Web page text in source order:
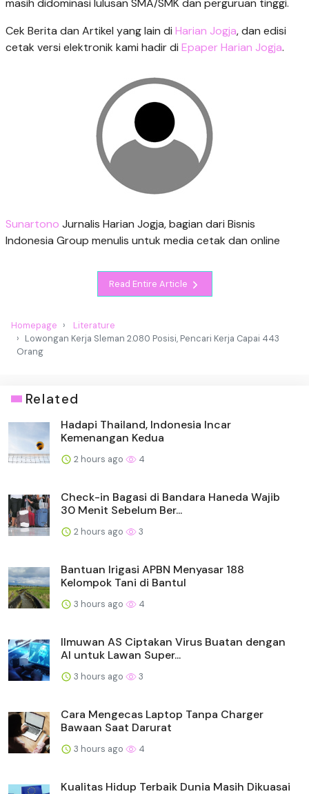
masih didominasi lulusan SMA/SMK dan perguruan tinggi.
Cek Berita dan Artikel yang lain di Harian Jogja, dan edisi
cetak versi elektronik kami hadir di Epaper Harian Jogja.
Sunartono Jurnalis Harian Jogja, bagian dari Bisnis
Indonesia Group menulis untuk media cetak dan online
Read Entire Article
Homepage
Literature
Lowongan Kerja Sleman 2.080 Posisi, Pencari Kerja Capai 443
Orang
Related
Hadapi Thailand, Indonesia Incar
Kemenangan Kedua
2 hours ago 4
Check-in Bagasi di Bandara Haneda Wajib
30 Menit Sebelum Ber...
2 hours ago 3
Bantuan Irigasi APBN Menyasar 188
Kelompok Tani di Bantul
3 hours ago 4
Ilmuwan AS Ciptakan Virus Buatan dengan
AI untuk Lawan Super...
3 hours ago 3
Cara Mengecas Laptop Tanpa Charger
Bawaan Saat Darurat
3 hours ago 4
Kualitas Hidup Terbaik Dunia Masih Dikuasai